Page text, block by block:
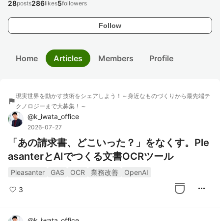
Follow
28posts286likes5followers
Home Articles Members Profile
flag
現実世界を動かす技術をシェアしよう！～身近なものづくりから最先端テ
クノロジーまで大募集！～
@k_iwata_office
2026-07-27
「あの請求書、どこいった？」をなくす。Ple
asanterとAIでつくる文書OCRツール
Pleasanter GAS OCR 業務改善 OpenAI
3 more_horiz